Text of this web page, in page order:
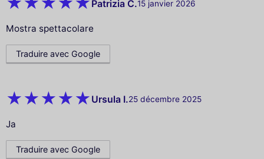
Patrizia C.15 janvier 2026
Mostra spettacolare
Traduire avec Google
Ursula I.25 décembre 2025
Ja
Traduire avec Google